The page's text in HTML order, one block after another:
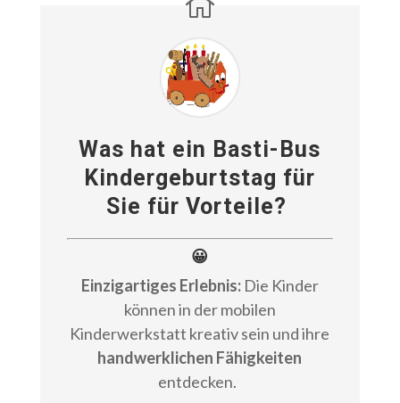
Was hat ein Basti-Bus
Kindergeburtstag für
Sie für Vorteile?
😀
Einzigartiges Erlebnis:Die Kinder
können in der mobilen
Kinderwerkstatt kreativ sein und ihre
handwerklichen Fähigkeiten
entdecken.